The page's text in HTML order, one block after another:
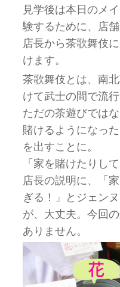
見学後は本日のメ
験するために、店
店長から茶歌舞伎
けます。
茶歌舞伎とは、南
けて武士の間で流
ただの茶遊びでは
賭けるようになっ
を出すことに。
「家を賭けたりし
店長の説明に、「
ぎる！」とジェン
が、大丈夫。今回
ありません。